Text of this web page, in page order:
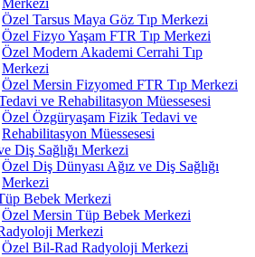
Özel Tarsus Maya Göz Tıp Merkezi
Özel Fizyo Yaşam FTR Tıp Merkezi
Özel Modern Akademi Cerrahi Tıp
Merkezi
Özel Mersin Fizyomed FTR Tıp Merkezi
ve Rehabilitasyon Müessesesi
Özel Özgüryaşam Fizik Tedavi ve
Rehabilitasyon Müessesesi
Diş Sağlığı Merkezi
Özel Diş Dünyası Ağız ve Diş Sağlığı
Merkezi
Bebek Merkezi
Özel Mersin Tüp Bebek Merkezi
Merkezi
Özel Bil-Rad Radyoloji Merkezi